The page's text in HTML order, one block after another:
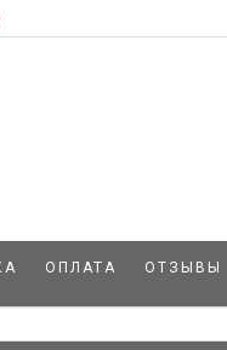
ОПЛАТА ОТЗЫВЫ